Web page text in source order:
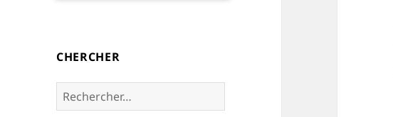
devinettes, pour
enfants.
CHERCHER
Rechercher :